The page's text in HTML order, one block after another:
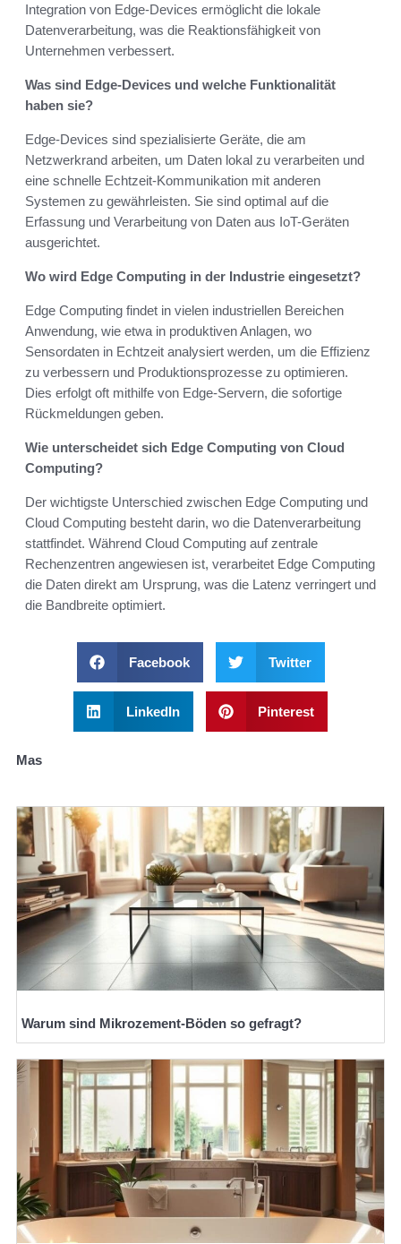
Integration von Edge-Devices ermöglicht die lokale
Datenverarbeitung, was die Reaktionsfähigkeit von
Unternehmen verbessert.
Was sind Edge-Devices und welche Funktionalität
haben sie?
Edge-Devices sind spezialisierte Geräte, die am
Netzwerkrand arbeiten, um Daten lokal zu verarbeiten und
eine schnelle Echtzeit-Kommunikation mit anderen
Systemen zu gewährleisten. Sie sind optimal auf die
Erfassung und Verarbeitung von Daten aus IoT-Geräten
ausgerichtet.
Wo wird Edge Computing in der Industrie eingesetzt?
Edge Computing findet in vielen industriellen Bereichen
Anwendung, wie etwa in produktiven Anlagen, wo
Sensordaten in Echtzeit analysiert werden, um die Effizienz
zu verbessern und Produktionsprozesse zu optimieren.
Dies erfolgt oft mithilfe von Edge-Servern, die sofortige
Rückmeldungen geben.
Wie unterscheidet sich Edge Computing von Cloud
Computing?
Der wichtigste Unterschied zwischen Edge Computing und
Cloud Computing besteht darin, wo die Datenverarbeitung
stattfindet. Während Cloud Computing auf zentrale
Rechenzentren angewiesen ist, verarbeitet Edge Computing
die Daten direkt am Ursprung, was die Latenz verringert und
die Bandbreite optimiert.
Facebook Twitter
LinkedIn Pinterest
Mas
Warum sind Mikrozement-Böden so gefragt?